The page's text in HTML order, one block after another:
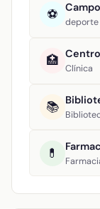
⚽ deporte
🏥 Clínica
📚
💊